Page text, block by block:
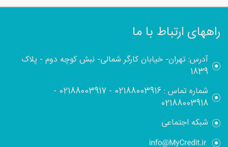
راههای ارتباط با ما
آدرس: تهران- خیابان کارگر شمالی- نبش کوچه دوم - پلاک
1839
شماره تماس :02188003916
-
02188003917
-
02188003918
شبکه اجتماعی